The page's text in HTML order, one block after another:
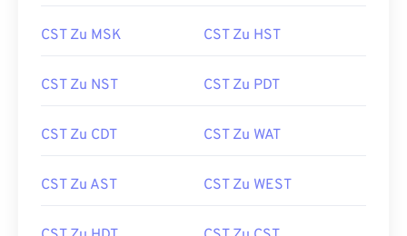
CST Zu MSK CST Zu HST
CST Zu NST CST Zu PDT
CST Zu CDT CST Zu WAT
CST Zu AST CST Zu WEST